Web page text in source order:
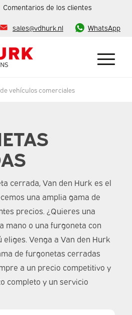
Comentarios de los clientes
sales@vdhurk.nl WhatsApp
vehículos comerciales
cerrada, Van den Hurk es el
una amplia gama de
precios. ¿Quieres una
mano o una furgoneta con
Venga a Van den Hurk
de furgonetas cerradas
a un precio competitivo y
completo y un servicio